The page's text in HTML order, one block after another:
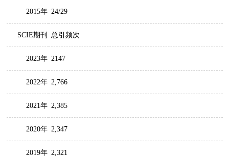
2015年 24/29
SCIE期刊 总引频次
2023年 2147
2022年 2,766
2021年 2,385
2020年 2,347
2019年 2,321